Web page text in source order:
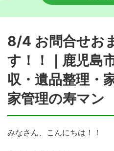
8/4 お問合せお
す！！｜鹿児島
収・遺品整理・
家管理の寿マン
みなさん、こんにちは！！